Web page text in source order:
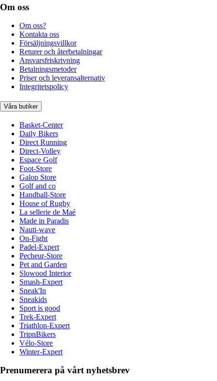
Om oss
Om oss?
Kontakta oss
Försäljningsvillkor
Returer och återbetalningar
Ansvarsfriskrivning
Betalningsmetoder
Priser och leveransalternativ
Integritetspolicy
Våra butiker
Basket-Center
Daily Bikers
Direct Running
Direct-Volley
Espace Golf
Foot-Store
Galop Store
Golf and co
Handball-Store
House of Rugby
La sellerie de Maé
Made in Paradis
Nauti-wave
On-Fight
Padel-Expert
Pecheur-Store
Pet and Garden
Slowood Interior
Smash-Expert
Sneak'In
Sneakids
Sport is good
Trek-Expert
Triathlon-Expert
TripnBikers
Vélo-Store
Winter-Expert
Prenumerera på vårt nyhetsbrev